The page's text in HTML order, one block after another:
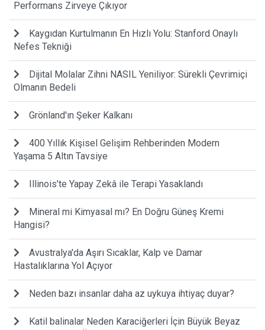
Performans Zirveye Çıkıyor
Kaygıdan Kurtulmanın En Hızlı Yolu: Stanford Onaylı
Nefes Tekniği
Dijital Molalar Zihni NASIL Yeniliyor: Sürekli Çevrimiçi
Olmanın Bedeli
Grönland'ın Şeker Kalkanı
400 Yıllık Kişisel Gelişim Rehberinden Modern
Yaşama 5 Altın Tavsiye
Illinois’te Yapay Zekâ ile Terapi Yasaklandı
Mineral mi Kimyasal mı? En Doğru Güneş Kremi
Hangisi?
Avustralya'da Aşırı Sıcaklar, Kalp ve Damar
Hastalıklarına Yol Açıyor
Neden bazı insanlar daha az uykuya ihtiyaç duyar?
Katil balinalar Neden Karaciğerleri İçin Büyük Beyaz